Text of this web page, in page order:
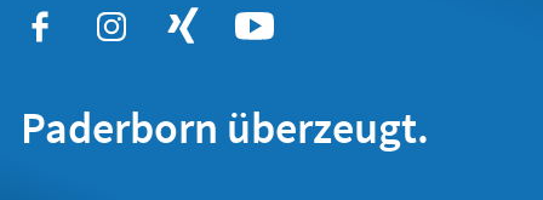
Paderborn überzeugt.